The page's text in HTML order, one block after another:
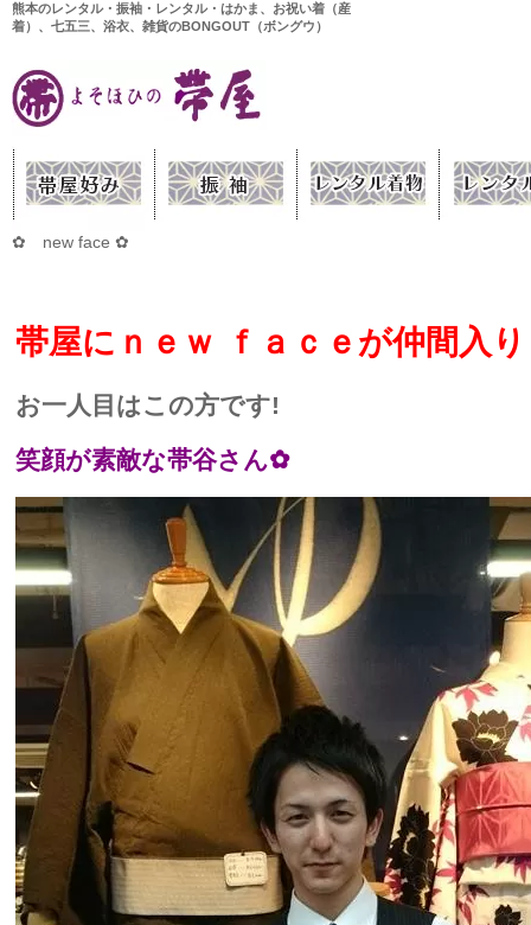
熊本のレンタル・振袖・レンタル・はかま、お祝い着（産
着）、七五三、浴衣、雑貨のBONGOUT（ボングウ）
✿ new face ✿
帯屋にｎｅｗ ｆａｃｅが仲間入
お一人目はこの方です!
笑顔が素敵な帯谷さん✿